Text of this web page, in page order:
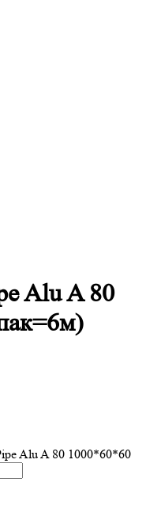
Alu A 80
Alu A 80 1000*60*60